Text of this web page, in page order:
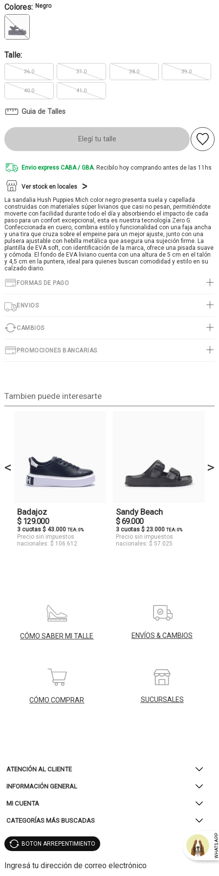
Colores: Negro
Talle:
36.0 37.0 38.0 39.0
40.0 41.0
Guia de Talles
Elegí tu talle
Envio express CABA / GBA. Recibilo hoy comprando antes de las 11hs
Ver stock en locales
La sandalia Hush Puppies Mich color negro presenta suela y capellada
construidas con materiales súper livianos que casi no pesan, permitiéndote
moverte con facilidad durante todo el día y absorbiendo el impacto de cada
paso para un confort excepcional, esta es nuestra tecnología Zero G.
Confeccionada en cuero, combina estilo y funcionalidad con una faja ancha
y una tira que cruza sobre el empeine para un mejor ajuste, junto con una
pulsera ajustable con hebilla metálica que asegura una sujeción firme. La
plantilla de EVA soft, con identificación de la marca, ofrece una pisada suave
y cómoda. El fondo de EVA liviano cuenta con una altura de 5 cm en el talón
y 4,5 cm en la puntera, ideal para quienes buscan comodidad y estilo en su
calzado diario.
FORMAS DE PAGO
ENVIOS
CAMBIOS
PROMOCIONES BANCARIAS
Tambien puede interesarte
<
Badajoz
$ 129.000
3 cuotas $ 43.000 TEA: 0%
Precio sin impuestos
nacionales: $ 106.612
Sandy Beach
$ 69.000
3 cuotas $ 23.000 TEA: 0%
Precio sin impuestos
nacionales: $ 57.025
>
CÓMO SABER MI TALLE ENVÍOS & CAMBIOS
CÓMO COMPRAR SUCURSALES
ATENCIÓN AL CLIENTE
INFORMACIÓN GENERAL
MI CUENTA
CATEGORÍAS MÁS BUSCADAS
WHATSAPP
BOTON ARREPENTIMIENTO